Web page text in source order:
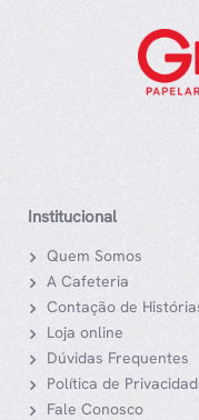
Institucional
Quem Somos
A Cafeteria
Contação de
Loja online
Dúvidas Frequentes
Política de
Fale Conosco